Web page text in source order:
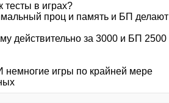
тесты в играх?
проц и память и БП делают
действительно за 3000 и БП 2500
немногие игры по крайней мере